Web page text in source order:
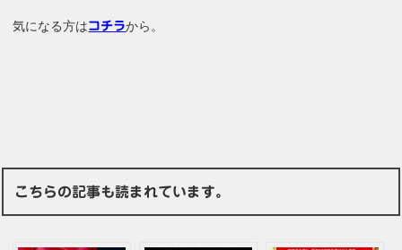
気になる方はコチラから。
こちらの記事も読まれています。